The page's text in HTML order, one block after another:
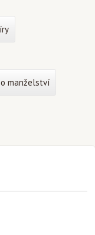
manželství